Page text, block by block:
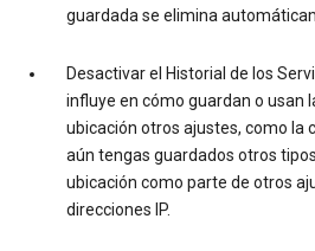
guardada se elimina
Desactivar el Historial de los
influye en cómo guardan o usan
ubicación otros ajustes, como la
aún tengas guardados otros
ubicación como parte de otros
direcciones IP.